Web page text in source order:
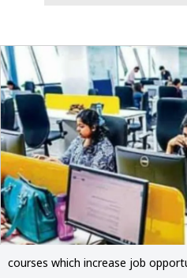
courses which increase job